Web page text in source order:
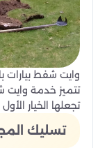
وايت شفط بيارات
تتميز خدمة وايت
تجعلها الخيار
تسليك